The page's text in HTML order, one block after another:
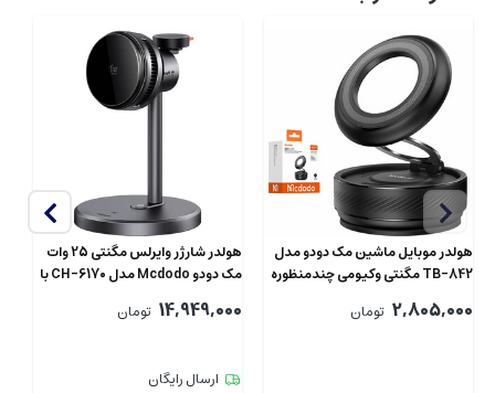
هولدر موبایل ماشین مک دودو مدل
TB-842 مگنتی وکیومی چندمنظوره
2,805,000 تومان
هولدر شارژر وایرلس مگنتی 25 وات
مک دودو Mcdodo مدل CH-6170 با
14,949,000 تومان
ارسال رایگان